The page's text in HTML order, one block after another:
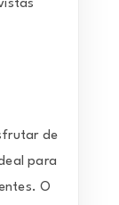
de
para
O